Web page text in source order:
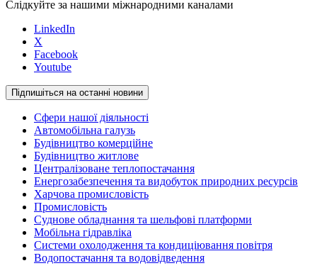
Слідкуйте за нашими міжнародними каналами
LinkedIn
X
Facebook
Youtube
Підпишіться на останні новини
Сфери нашої діяльності
Автомобільна галузь
Будівництво комерційне
Будівництво житлове
Централізоване теплопостачання
Енергозабезпечення та видобуток природних ресурсів
Харчова промисловість
Промисловість
Суднове обладнання та шельфові платформи
Мобільна гідравліка
Системи охолодження та кондиціювання повітря
Водопостачання та водовідведення